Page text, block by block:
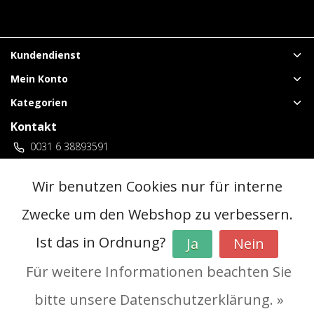
Kundendienst
Mein Konto
Kategorien
Kontakt
0031 6 38893591
vuurwerklangenberg@gmail.com
3 locaties Duitsland
InStijl Media
Allgemeine Geschäftsbedingungen (AGB)
|Vorverkaufsregeln
Wir benutzen Cookies nur für interne
Zwecke um den Webshop zu verbessern.
Ist das in Ordnung?
Ja
Nein
Für weitere Informationen beachten Sie
bitte unsere Datenschutzerklärung. »